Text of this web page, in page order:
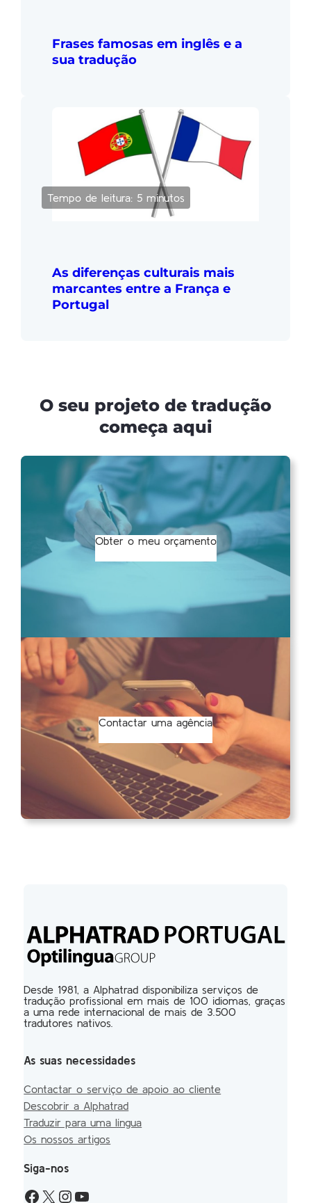
Frases famosas em inglês e a
sua tradução
Tempo de leitura: 5 minutos
As diferenças culturais mais
marcantes entre a França e
Portugal
O seu projeto de tradução
começa aqui
Obter o meu orçamento
Contactar uma agência
Desde 1981, a Alphatrad disponibiliza serviços de
tradução profissional em mais de 100 idiomas, graças
a uma rede internacional de mais de 3.500
tradutores nativos.
As suas necessidades
Contactar o serviço de apoio ao cliente
Descobrir a Alphatrad
Traduzir para uma língua
Os nossos artigos
Siga-nos